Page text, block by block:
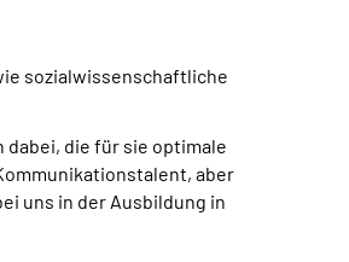
sozialwissenschaftliche
die für sie optimale
aber
uns in der Ausbildung in